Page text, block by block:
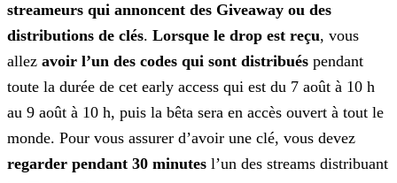
streameurs qui annoncent des Giveaway ou des
distributions de clés. Lorsque le drop est reçu, vous
allez avoir l’un des codes qui sont distribués pendant
toute la durée de cet early access qui est du 7 août à 10 h
au 9 août à 10 h, puis la bêta sera en accès ouvert à tout le
monde. Pour vous assurer d’avoir une clé, vous devez
regarder pendant 30 minutes l’un des streams distribuant